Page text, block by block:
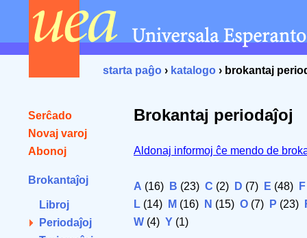
starta paĝo › katalogo › brokantaj
Serĉado
Novaj varoj
Abonoj
Brokantaĵoj
Libroj
Periodaĵoj
Brokantaj periodaĵoj
Aldonaj informoj ĉe mendo de
A (16) B (23) C (2) D (7) E (48) F
L (14) M (16) N (15) O (7) P (23)
W (4) Y (1)